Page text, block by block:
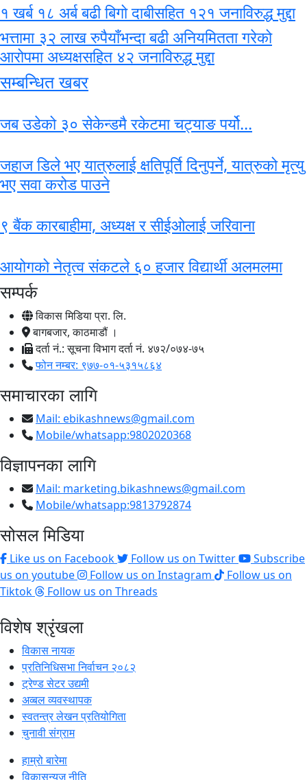
१ खर्ब १८ अर्ब बढी बिगो दाबीसहित १२१ जनाविरुद्ध मुद्दा
भत्तामा ३२ लाख रुपैयाँभन्दा बढी अनियमितता गरेको
आरोपमा अध्यक्षसहित ४२ जनाविरुद्ध मुद्दा
सम्बन्धित खबर
जब उडेको ३० सेकेन्डमै रकेटमा चट्याङ पर्यो...
जहाज डिले भए यात्रुलाई क्षतिपूर्ति दिनुपर्ने, यात्रुको मृत्यु
भए सवा करोड पाउने
९ बैंक कारबाहीमा, अध्यक्ष र सीईओलाई जरिवाना
आयोगको नेतृत्व संकटले ६० हजार विद्यार्थी अलमलमा
सम्पर्क
विकास मिडिया प्रा. लि.
बागबजार, काठमाडौं ।
दर्ता नं.: सूचना विभाग दर्ता नं. ४७२/०७४-७५
फोन नम्बर: ९७७-०१-५३१५८६४
समाचारका लागि
Mail: ebikashnews@gmail.com
Mobile/whatsapp:9802020368
विज्ञापनका लागि
Mail: marketing.bikashnews@gmail.com
Mobile/whatsapp:9813792874
सोसल मिडिया
Like us on Facebook Follow us on Twitter
Subscribe
us on youtube
Follow us on Instagram
Follow us on
Tiktok
Follow us on Threads
विशेष श्रृंखला
विकास नायक
प्रतिनिधिसभा निर्वाचन २०८२
ट्रेण्ड सेटर उद्यमी
अव्बल व्यवस्थापक
स्वतन्त्र लेखन प्रतियोगिता
चुनावी संग्राम
हाम्रो बारेमा
विकासन्युज नीति